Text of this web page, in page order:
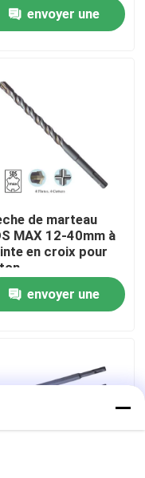
envoyer une
de marteau
MAX 12-40mm à
en croix pour
envoyer une